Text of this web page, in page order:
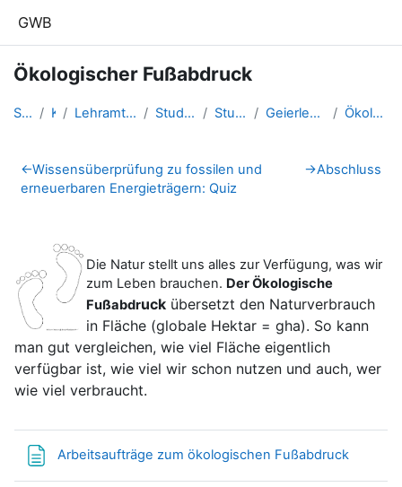
GWB
Ökologischer Fußabdruck
Startseite Kurse Lehramtsausbildung GW im Clust... Studentische Lernkurse Studienbeginn 2016 Geierlehner.Julia_Geomedien2017 Ökologischer Fußabdruck
Abschnittsübersicht
←Wissensüberprüfung zu fossilen und
erneuerbaren Energieträgern: Quiz
→Abschluss
Die Natur stellt uns alles zur Verfügung, was wir
zum Leben brauchen. Der Ökologische
Fußabdruck übersetzt den Naturverbrauch
in Fläche (globale Hektar = gha). So kann
man gut vergleichen, wie viel Fläche eigentlich
verfügbar ist, wie viel wir schon nutzen und auch, wer
wie viel verbraucht.
Arbeitsaufträge zum ökologischen Fußabdruck